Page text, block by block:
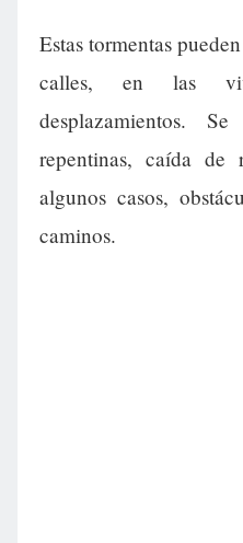
Estas tormentas
calles, en las
desplazamientos.
repentinas, caída
algunos casos,
caminos.